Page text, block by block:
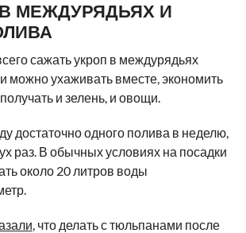
МЕЖДУРЯДЬЯХ И
сажать укроп в междурядьях
можно ухаживать вместе, экономить
и зелень, и овощи.
достаточно одного полива в неделю,
раз. В обычных условиях на посадки
около 20 литров воды
, что делать с тюльпанами после